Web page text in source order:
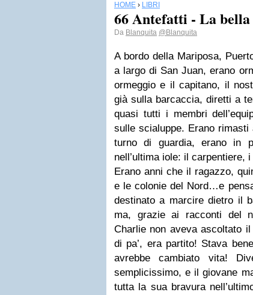
HOME › LIBRI
66 Antefatti - La bella
Da Blanquita @Blanquita
A bordo della Mariposa,
a largo di San Juan, erano
ormeggio e il capitano, il
già sulla barcaccia, diretti a
quasi tutti i membri
sulle scialuppe. Erano
turno di guardia, erano in
nell’ultima iole: il carpentiere,
Erano anni che il ragazzo,
e le colonie del Nord…e
destinato a marcire dietro il
ma, grazie ai racconti del
Charlie non aveva ascoltato
di pa’, era partito! Stava
avrebbe cambiato vita!
semplicissimo, e il giovane
tutta la sua bravura